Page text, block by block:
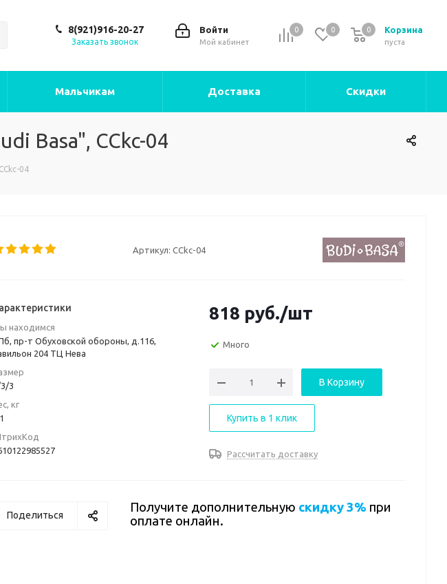
0 0 Корзина
0
пуста
0
Войти
Мой кабинет
8(921)916-20-27
Заказать звонок
Мальчикам Доставка Скидки
Basa", CCkc-04
04
Артикул: CCkc-04
находимся
пр-т Обуховской обороны, д.116,
204 ТЦ Нева
3
кг
818 руб./шт
Много
В Корзину
Купить в 1 клик
Рассчитать доставку
Поделиться
Получите дополнительную скидку 3% при
оплате онлайн.